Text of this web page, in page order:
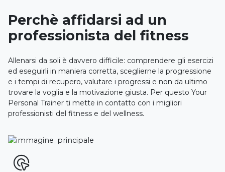
Perchè affidarsi ad un
professionista del fitness
Allenarsi da soli è davvero difficile: comprendere gli esercizi
ed eseguirli in maniera corretta, sceglierne la progressione
e i tempi di recupero, valutare i progressi e non da ultimo
trovare la voglia e la motivazione giusta. Per questo Your
Personal Trainer ti mette in contatto con i migliori
professionisti del fitness e del wellness.
